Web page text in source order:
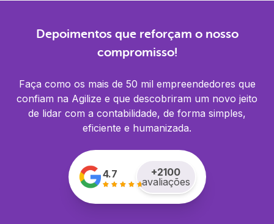
Depoimentos que reforçam o nosso
compromisso!
Faça como os mais de 50 mil empreendedores que
confiam na Agilize e que descobriram um novo jeito
de lidar com a contabilidade, de forma simples,
eficiente e humanizada.
4.7 +2100
avaliações